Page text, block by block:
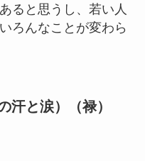
ると思うし、若い人
ろんなことが変わら
汗と涙）（禄）